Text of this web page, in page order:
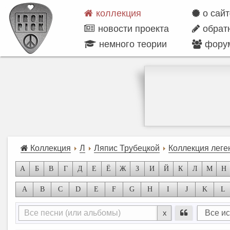
коллекция
о
новости проекта
немного теории
Коллекция Л Ляпис Трубецкой Коллекция
А Б В Г Д Е Ё Ж З И Й К Л М Н
A B C D E F G H I J K L
x